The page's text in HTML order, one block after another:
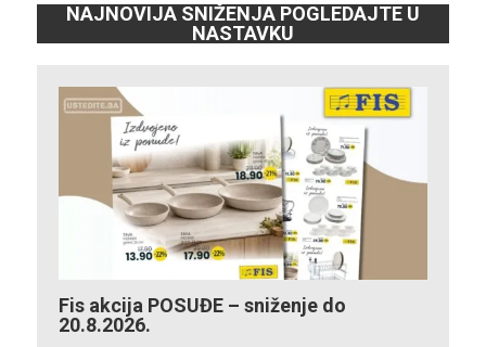
NAJNOVIJA SNIŽENJA POGLEDAJTE U
NASTAVKU
Fis akcija POSUĐE – sniženje do
20.8.2026.